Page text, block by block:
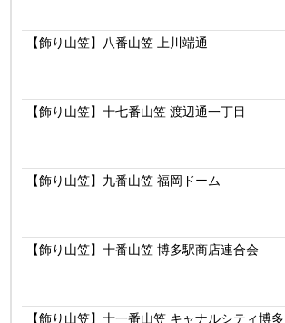
【飾り山笠】八番山笠 上川端通
【飾り山笠】十七番山笠 渡辺通一丁目
【飾り山笠】九番山笠 福岡ドーム
【飾り山笠】十番山笠 博多駅商店連合会
【飾り山笠】十一番山笠 キャナルシティ博多